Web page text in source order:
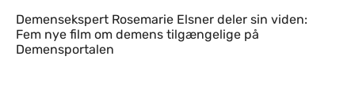
Demensekspert Rosemarie Elsner deler sin viden:
Fem nye film om demens tilgængelige på
Demensportalen